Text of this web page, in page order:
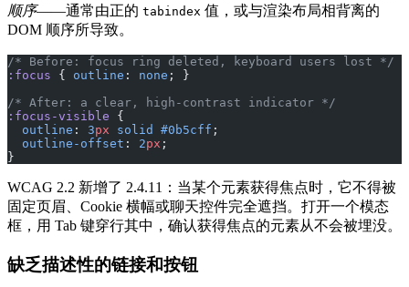
顺序——通常由正的 tabindex 值，或与渲染布局相背离的
DOM 顺序所导致。
/* Before: focus ring deleted, keyboard users lost */
:focus { outline : none ; }
/* After: a clear, high-contrast indicator */
:focus-visible {
  outline
: 3px solid #0b5cff ;
  outline-offset
: 2px ;
}
WCAG 2.2 新增了 2.4.11：当某个元素获得焦点时，它不得被
固定页眉、Cookie 横幅或聊天控件完全遮挡。打开一个模态
框，用 Tab 键穿行其中，确认获得焦点的元素从不会被埋没。
缺乏描述性的链接和按钮